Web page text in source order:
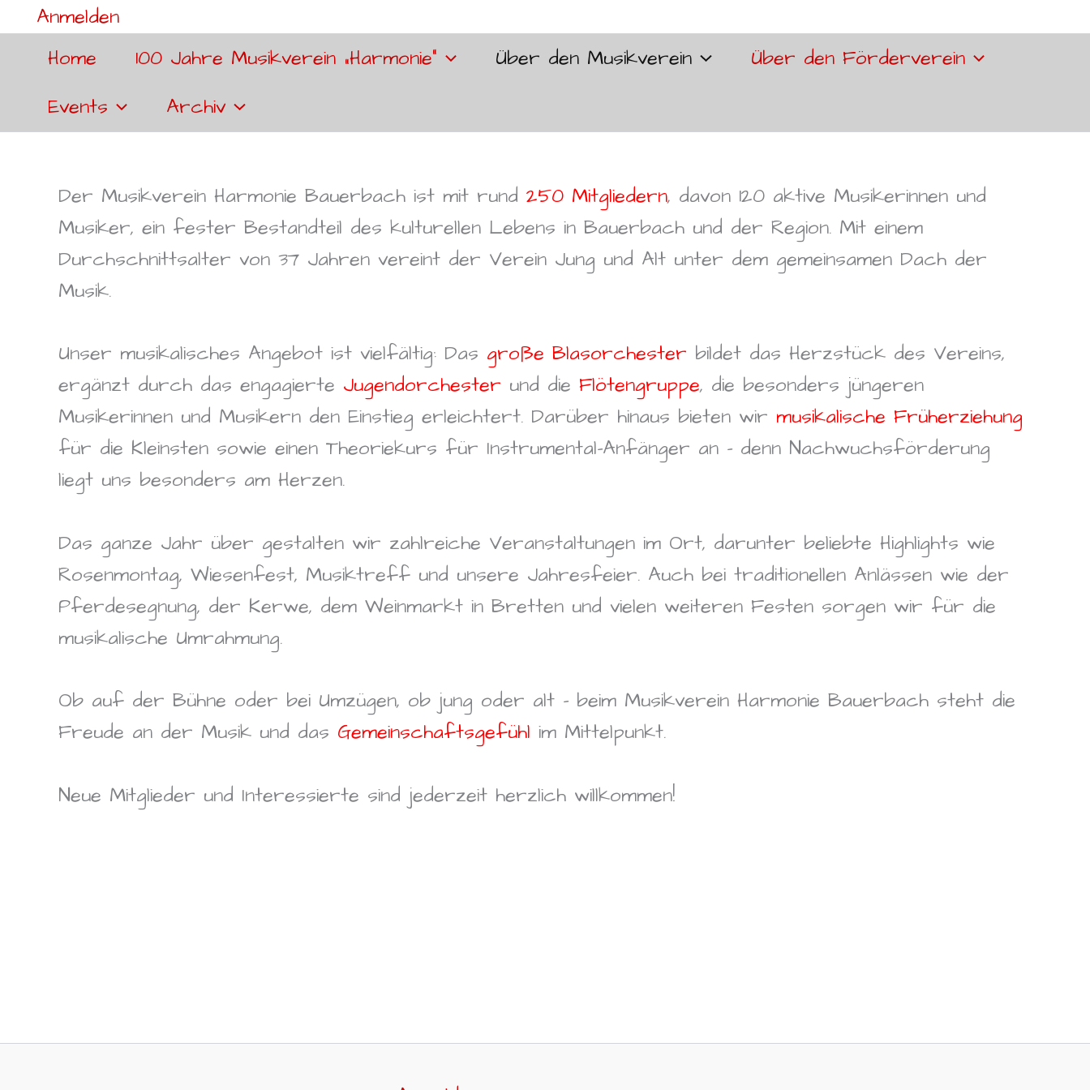
Anmelden
Home
100 Jahre Musikverein „Harmonie“ Über den Musikverein
Über den Förderverein
Events
Archiv
Der Musikverein Harmonie Bauerbach ist mit rund 250 Mitgliedern, davon 120 aktive Musikerinnen und
Musiker, ein fester Bestandteil des kulturellen Lebens in Bauerbach und der Region. Mit einem
Durchschnittsalter von 37 Jahren vereint der Verein Jung und Alt unter dem gemeinsamen Dach der
Musik.
Unser musikalisches Angebot ist vielfältig: Das große Blasorchester bildet das Herzstück des Vereins,
ergänzt durch das engagierte Jugendorchester und die Flötengruppe, die besonders jüngeren
Musikerinnen und Musikern den Einstieg erleichtert. Darüber hinaus bieten wir musikalische Früherziehung
für die Kleinsten sowie einen Theoriekurs für Instrumental-Anfänger an – denn Nachwuchsförderung
liegt uns besonders am Herzen.
Das ganze Jahr über gestalten wir zahlreiche Veranstaltungen im Ort, darunter beliebte Highlights wie
Rosenmontag, Wiesenfest, Musiktreff und unsere Jahresfeier. Auch bei traditionellen Anlässen wie der
Pferdesegnung, der Kerwe, dem Weinmarkt in Bretten und vielen weiteren Festen sorgen wir für die
musikalische Umrahmung.
Ob auf der Bühne oder bei Umzügen, ob jung oder alt – beim Musikverein Harmonie Bauerbach steht die
Freude an der Musik und das Gemeinschaftsgefühl im Mittelpunkt.
Neue Mitglieder und Interessierte sind jederzeit herzlich willkommen!